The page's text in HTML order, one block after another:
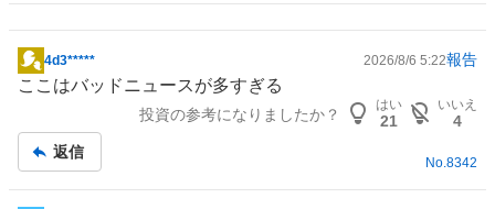
掲
示
事
4d3***** 2026/8/6 5:22報告
ここはバッドニュースが多すぎる
投資の参考になりましたか？
はい
21
いいえ
4
返信
No.8342